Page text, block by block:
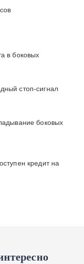
в боковых
стоп-сигнал
боковых
кредит на